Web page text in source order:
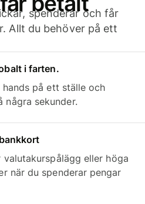
spenderar och får
Allt du behöver på ett
i farten.
på ett ställe och
några sekunder.
eller höga
när du spenderar pengar